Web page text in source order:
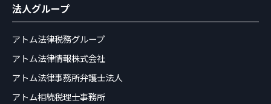
法人グループ
アトム法律税務グループ
アトム法律情報株式会社
アトム法律事務所弁護士法人
アトム相続税理士事務所